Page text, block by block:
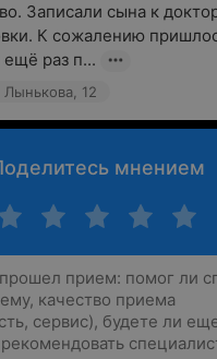
Записали сына к
К сожалению
ещё раз п...
Лынькова, 12
мнением